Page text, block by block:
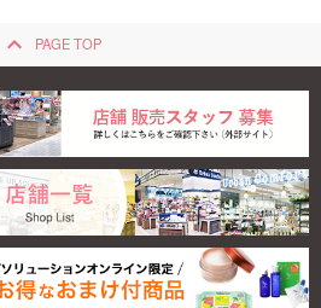
keyboard_arrow_up PAGE TOP